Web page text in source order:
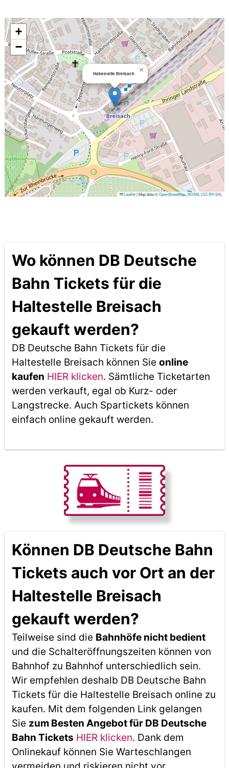
Haltestelle Breisach ×
+
−
Leaflet|Map data ©OpenStreetMap ,SOSM , (CC-BY-SA)
Wo können DB Deutsche
Bahn Tickets für die
Haltestelle Breisach
gekauft werden?
DB Deutsche Bahn Tickets für die
Haltestelle Breisach können Sie online
kaufen HIER klicken. Sämtliche Ticketarten
werden verkauft, egal ob Kurz- oder
Langstrecke. Auch Spartickets können
einfach online gekauft werden.
Können DB Deutsche Bahn
Tickets auch vor Ort an der
Haltestelle Breisach
gekauft werden?
Teilweise sind die Bahnhöfe nicht bedient
und die Schalteröffnungszeiten können von
Bahnhof zu Bahnhof unterschiedlich sein.
Wir empfehlen deshalb DB Deutsche Bahn
Tickets für die Haltestelle Breisach online zu
kaufen. Mit dem folgenden Link gelangen
Sie zum Besten Angebot für DB Deutsche
Bahn Tickets HIER klicken. Dank dem
Onlinekauf können Sie Warteschlangen